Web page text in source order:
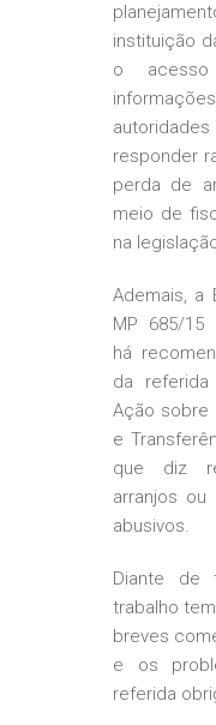
instituição
o
responder
perda de
meio de
na
Ademais, a
MP 685/15
há
da
Ação sobre
e
que diz
arranjos ou
abusivos.
Diante de
trabalho
breves
e os
referida